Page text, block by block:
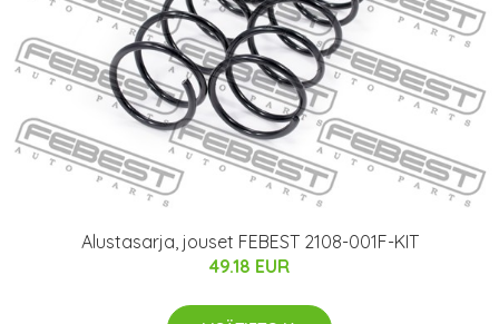
Alustasarja, jouset FEBEST 2108-001F-KIT
49.18 EUR